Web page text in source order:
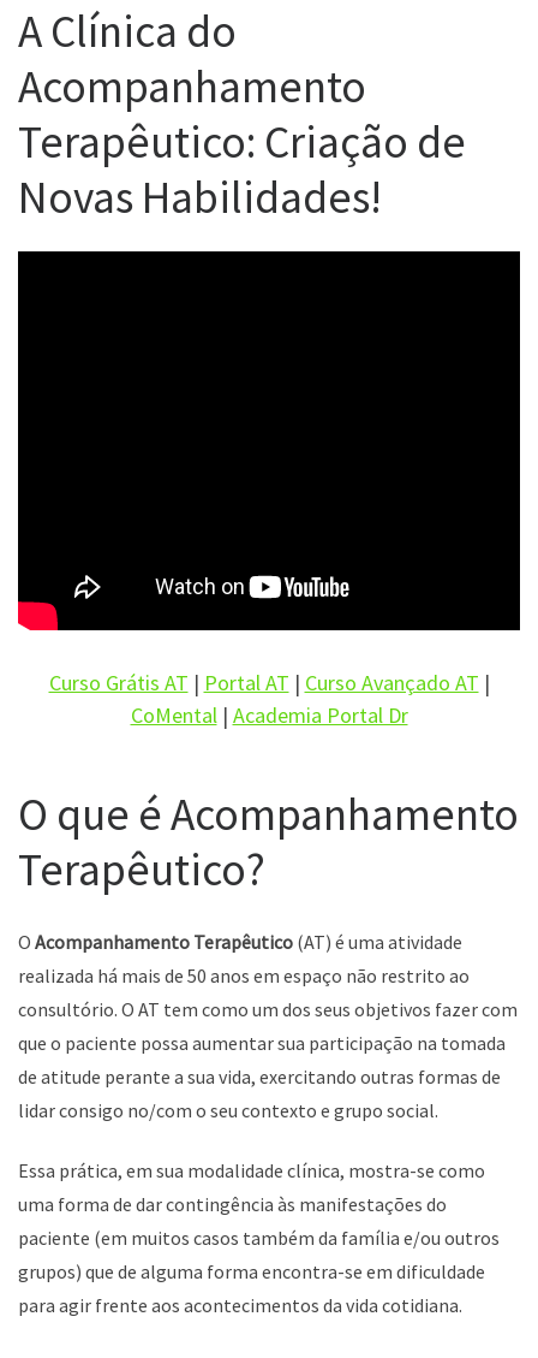
A Clínica do
Acompanhamento
Terapêutico: Criação de
Novas Habilidades!
Curso Grátis AT | Portal AT | Curso Avançado AT |
CoMental| Academia Portal Dr
O que é Acompanhamento
Terapêutico?
O Acompanhamento Terapêutico (AT) é uma atividade
realizada há mais de 50 anos em espaço não restrito ao
consultório. O AT tem como um dos seus objetivos fazer com
que o paciente possa aumentar sua participação na tomada
de atitude perante a sua vida, exercitando outras formas de
lidar consigo no/com o seu contexto e grupo social.
Essa prática, em sua modalidade clínica, mostra-se como
uma forma de dar contingência às manifestações do
paciente (em muitos casos também da família e/ou outros
grupos) que de alguma forma encontra-se em dificuldade
para agir frente aos acontecimentos da vida cotidiana.